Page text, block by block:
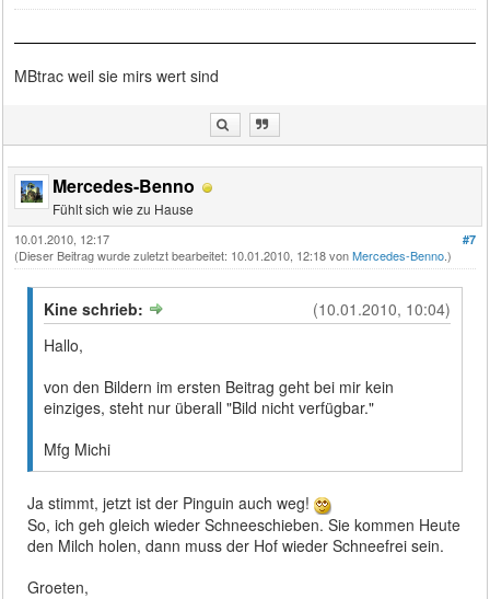
MBtrac weil sie mirs wert sind
Mercedes-Benno
Fühlt sich wie zu Hause
#7
10.01.2010, 12:17
(Dieser Beitrag wurde zuletzt bearbeitet: 10.01.2010, 12:18 vonMercedes-Benno.)
(10.01.2010, 10:04)
Kine schrieb:
Hallo,
von den Bildern im ersten Beitrag geht bei mir kein
einziges, steht nur überall "Bild nicht verfügbar."
Mfg Michi
Ja stimmt, jetzt ist der Pinguin auch weg!
So, ich geh gleich wieder Schneeschieben. Sie kommen Heute
den Milch holen, dann muss der Hof wieder Schneefrei sein.
Groeten,